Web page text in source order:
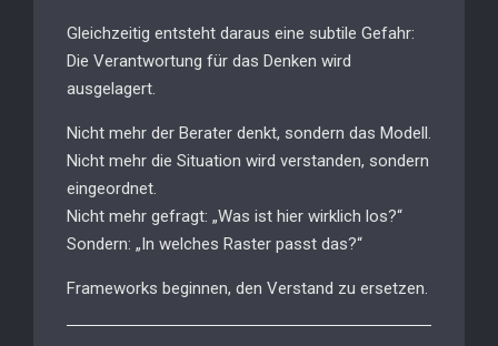
Gleichzeitig entsteht daraus eine subtile Gefahr:
Die Verantwortung für das Denken wird
ausgelagert.
Nicht mehr der Berater denkt, sondern das Modell.
Nicht mehr die Situation wird verstanden, sondern
eingeordnet.
Nicht mehr gefragt: „Was ist hier wirklich los?“
Sondern: „In welches Raster passt das?“
Frameworks beginnen, den Verstand zu ersetzen.